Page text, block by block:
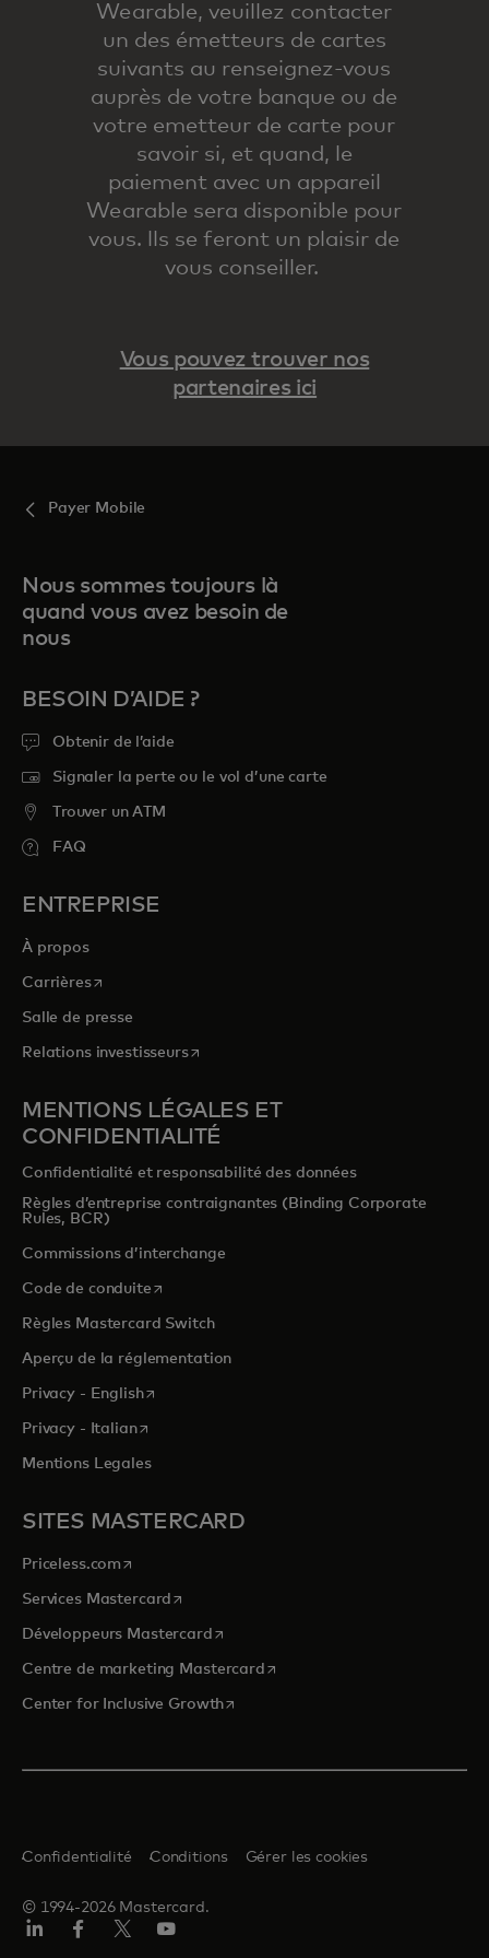
Wearable, veuillez contacter
un des émetteurs de cartes
suivants au renseignez-vous
auprès de votre banque ou de
votre emetteur de carte pour
savoir si, et quand, le
paiement avec un appareil
Wearable sera disponible pour
vous. lls se feront un plaisir de
vous conseiller.
Vous pouvez trouver nos
partenaires ici
Payer Mobile
Nous sommes toujours là
quand vous avez besoin de
nous
BESOIN D’AIDE ?
Obtenir de l’aide
Signaler la perte ou le vol d’une carte
Trouver un ATM
FAQ
ENTREPRISE
À propos
Carrièress’ouvre dans un nouvel onglet
Salle de presse
Relations investisseurss’ouvre dans un nouvel onglet
MENTIONS LÉGALES ET
CONFIDENTIALITÉ
Confidentialité et responsabilité des données
Règles d’entreprise contraignantes (Binding Corporate
Rules, BCR)
Commissions d’interchange
Code de conduites’ouvre dans un nouvel onglet
Règles Mastercard Switch
Aperçu de la réglementation
Privacy - Englishs’ouvre dans un nouvel onglet
Privacy - Italians’ouvre dans un nouvel onglet
Mentions Legales
SITES MASTERCARD
Priceless.com s’ouvre dans un nouvel onglet
Services Mastercard s’ouvre dans un nouvel onglet
Développeurs Mastercards’ouvre dans un nouvel onglet
Centre de marketing Mastercards’ouvre dans un nouvel onglet
Center for Inclusive Growths’ouvre dans un nouvel onglet
© 1994-2026 Mastercard.
Confidentialité Conditions Gérer les cookies